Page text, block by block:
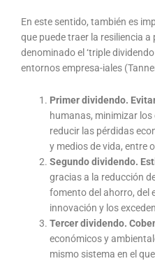
En este sentido, también es
que puede traer la resiliencia a
denominado el ‘triple dividendo
entornos empresa-iales
Primer dividendo.
humanas, minimizar
reducir las pérdidas
y medios de vida, entre
Segundo dividendo.
gracias a la reducción
fomento del ahorro, del
innovación y los
Tercer dividendo.
económicos y
mismo sistema en el